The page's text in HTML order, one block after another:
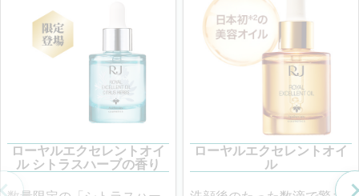
ローヤルエクセレントオイ
ル シトラスハーブの香り
ローヤルエクセレントオイ
ル